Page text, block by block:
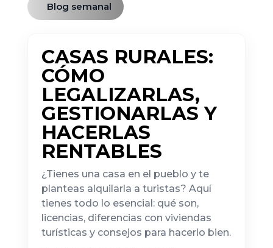
Blog semanal
CASAS RURALES:
CÓMO
LEGALIZARLAS,
GESTIONARLAS Y
HACERLAS
RENTABLES
¿Tienes una casa en el pueblo y te
planteas alquilarla a turistas? Aquí
tienes todo lo esencial: qué son,
licencias, diferencias con viviendas
turísticas y consejos para hacerlo bien.